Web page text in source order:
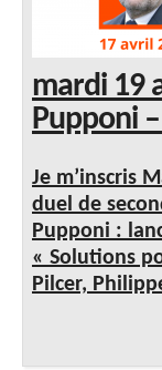
mardi 19
Pupponi
Je m’inscris
duel de
Pupponi :
« Solutions
Pilcer,